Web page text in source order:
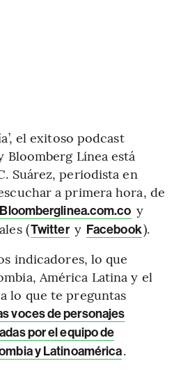
el exitoso podcast
Línea está
Suárez, periodista en
a primera hora, de
Bloomberglinea.com.co y
(Twitter y Facebook).
indicadores, lo que
América Latina y el
lo que te preguntas
voces de personajes
por el equipo de
y Latinoamérica.